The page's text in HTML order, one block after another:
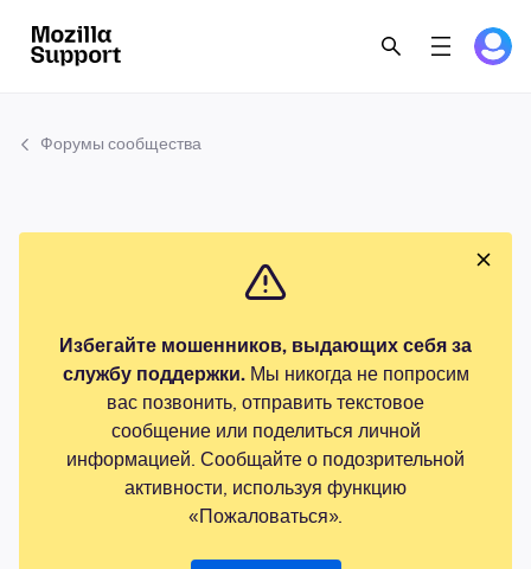
Форумы сообщества
Избегайте мошенников, выдающих себя за
службу поддержки.Мы никогда не попросим
вас позвонить, отправить текстовое
сообщение или поделиться личной
информацией. Сообщайте о подозрительной
активности, используя функцию
«Пожаловаться».